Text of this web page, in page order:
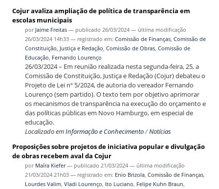
Cojur avaliza ampliação de política de transparência em
escolas municipais
por Jaime Freitas — publicado 26/03/2024 — última modificação
26/03/2024 14h33 — registrado em: Comissão de Finanças, Comissão de
Constituição, Justiça e Redação Comissão de Obras, Comissão de
Educação Fernando Lourenço
26/03/2024 – Em reunião realizada nesta segunda-feira, 25, a
Comissão de Constituição, Justiça e Redação (Cojur) debateu o
Projeto de Lei nº 5/2024, de autoria do vereador Fernando
Lourenço (sem partido). O texto tem por objetivo aprimorar
os mecanismos de transparência na execução do orçamento e
das políticas públicas em Novo Hamburgo, em especial de
educação.
Localizado emInformação e Conhecimento/Notícias
Proposições sobre projetos de iniciativa popular e divulgação
de obras recebem aval da Cojur
por Maíra Kiefer — publicado 21/03/2024 — última modificação
21/03/2024 21h03 — registrado em: Enio Brizola, Comissão de Finanças,
Lourdes Valim, Vladi Lourenço, Ito Luciano, Felipe Kuhn Braun,